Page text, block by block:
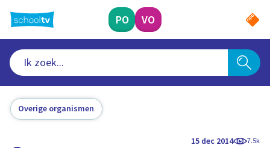
naar
hoofdinhoud
PO VO
Overige organismen
15 dec 2014 7.5k